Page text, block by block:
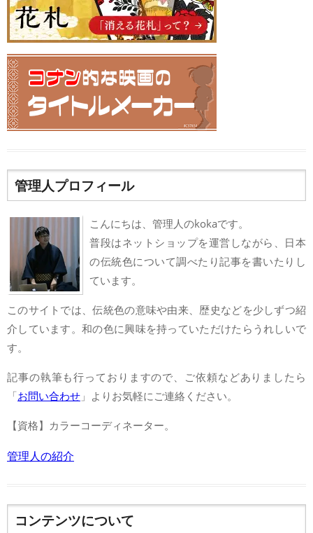
管理人プロフィール
こんにちは、管理人のkokaです。
普段はネットショップを運営しながら、日本
の伝統色について調べたり記事を書いたりし
ています。
このサイトでは、伝統色の意味や由来、歴史などを少しずつ紹
介しています。和の色に興味を持っていただけたらうれしいで
す。
記事の執筆も行っておりますので、ご依頼などありましたら
「お問い合わせ 」よりお気軽にご連絡ください。
【資格】カラーコーディネーター。
管理人の紹介
コンテンツについて